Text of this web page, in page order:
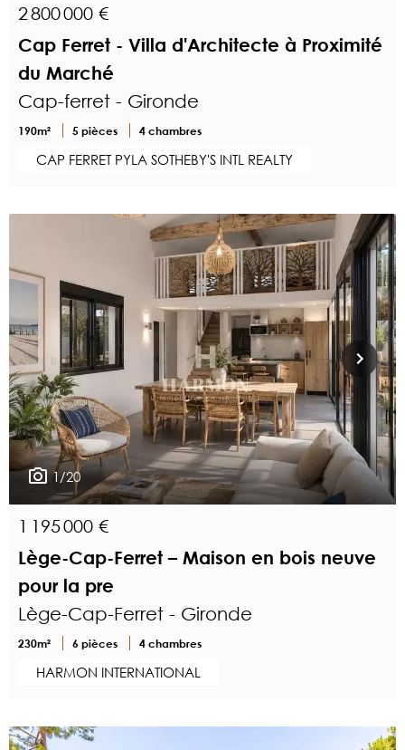
2 800 000 €
Cap Ferret - Villa d'Architecte à Proximité
du Marché
Cap-ferret - Gironde
190m² 5 pièces 4 chambres
CAP FERRET PYLA SOTHEBY'S INTL REALTY
1/20
1 195 000 €
Lège-Cap-Ferret – Maison en bois neuve
pour la pre
Lège-Cap-Ferret - Gironde
230m² 6 pièces 4 chambres
HARMON INTERNATIONAL